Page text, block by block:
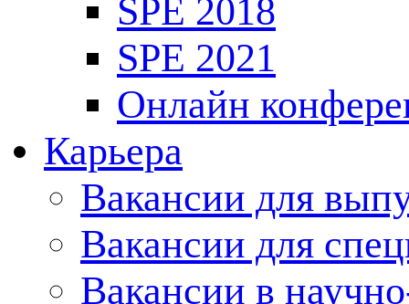
SPE 2018
SPE 2021
Онлайн
Карьера
Вакансии для
Вакансии для
Вакансии в